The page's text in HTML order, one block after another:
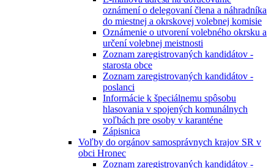
oznámení o delegovaní člena a náhradníka
do miestnej a okrskovej volebnej komisie
Oznámenie o utvorení volebného okrsku a
určení volebnej meistnosti
Zoznam zaregistrovaných kandidátov -
starosta obce
Zoznam zaregistrovaných kandidátov -
poslanci
Informácie k špeciálnemu spôsobu
hlasovania v spojených komunálnych
voľbách pre osoby v karanténe
Zápisnica
Voľby do orgánov samosprávnych krajov SR v
obci Hronec
Zoznam zaregistrovaných kandidátov -